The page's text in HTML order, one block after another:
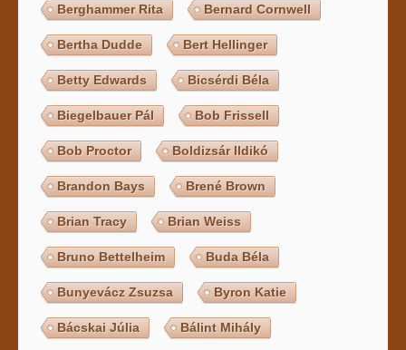
Berghammer Rita Bernard Cornwell
Bertha Dudde Bert Hellinger
Betty Edwards Bicsérdi Béla
Biegelbauer Pál Bob Frissell
Bob Proctor Boldizsár Ildikó
Brandon Bays Brené Brown
Brian Tracy Brian Weiss
Bruno Bettelheim Buda Béla
Bunyevácz Zsuzsa Byron Katie
Bácskai Júlia Bálint Mihály